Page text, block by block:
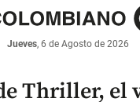
Jueves, 6 de Agosto de 2026
Thriller, el